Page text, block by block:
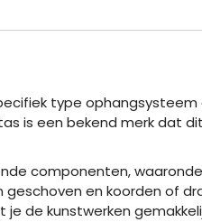
type
is een bekend merk dat
componenten,
geschoven en koorden of
de kunstwerken